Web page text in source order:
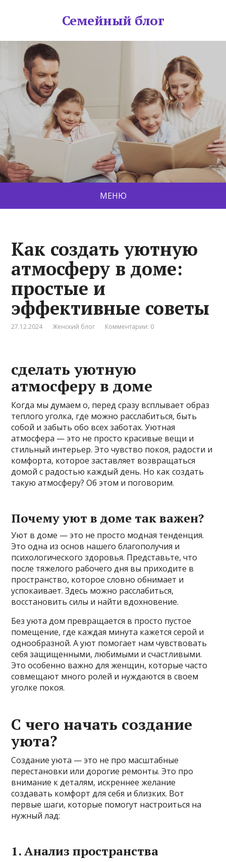
Семейный блог
МЕНЮ
Как создать уютную
атмосферу в доме:
простые и
эффективные советы
27.12.2024 Женский блог Комментарии: 0
сделать уютную
атмосферу в доме
Когда мы думаем о, перед сразу всплывает образ
теплого уголка, где можно расслабиться, быть
собой и забыть обо всех заботах. Уютная
атмосфера — это не просто красивые вещи и
стильный интерьер. Это чувство покоя, радости и
комфорта, которое заставляет возвращаться
домой с радостью каждый день. Но как создать
такую атмосферу? Об этом и поговорим.
Почему уют в доме так важен?
Уют в доме — это не просто модная тенденция.
Это одна из основ нашего благополучия и
психологического здоровья. Представьте, что
после тяжелого рабочего дня вы приходите в
пространство, которое словно обнимает и
успокаивает. Здесь можно расслабиться,
восстановить силы и найти вдохновение.
Без уюта дом превращается в просто пустое
помещение, где каждая минута кажется серой и
однообразной. А уют помогает нам чувствовать
себя защищенными, любимыми и счастливыми.
Это особенно важно для женщин, которые часто
совмещают много ролей и нуждаются в своем
уголке покоя.
С чего начать создание
уюта?
Создание уюта — это не про масштабные
перестановки или дорогие ремонты. Это про
внимание к деталям, искреннее желание
создавать комфорт для себя и близких. Вот
первые шаги, которые помогут настроиться на
нужный лад:
1. Анализ пространства